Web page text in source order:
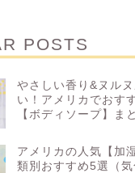
POSTS
やさしい香り&ヌル
い！アメリカでおす
【ボディソープ】ま
アメリカの人気【加
類別おすすめ5選（